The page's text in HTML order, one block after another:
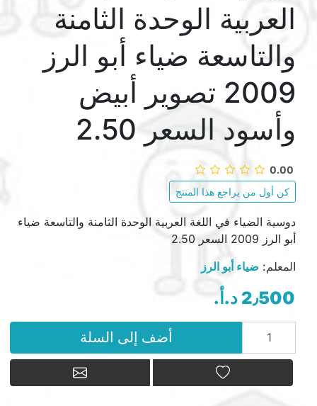
العربية الوحدة الثامنة
والتاسعة ضياء أبو الرز
2009 تصوير أبيض
وأسود السعر 2.50
0.00
كن أول من يراجع هذا المنتج
دوسية الضياء في اللغة العربية الوحدة الثامنة والتاسعة ضياء
أبو الرز 2009 السعر 2.50
المعلم: ضياء أبو الرز
2٫500 د.أ.‏
أضف إلى السلة
أضف إلى قائمة الامنيات أرسل بريد